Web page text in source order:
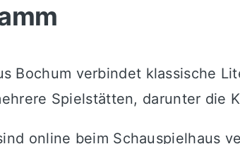
Bochum verbindet klassische
Spielstätten, darunter die
online beim Schauspielhaus